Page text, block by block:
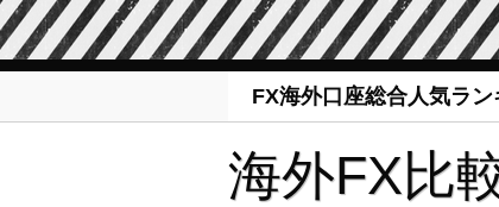
FX海外口座総合人気ラン
海外FX比